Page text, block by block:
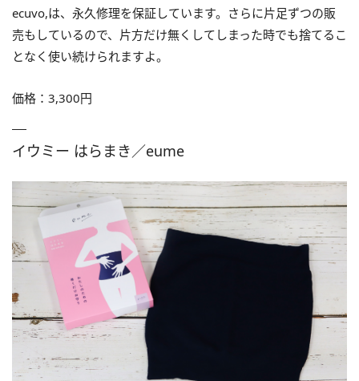
ecuvo,は、永久修理を保証しています。さらに片足ずつの販
売もしているので、片方だけ無くしてしまった時でも捨てるこ
となく使い続けられますよ。
価格：3,300円
イウミー はらまき／eume